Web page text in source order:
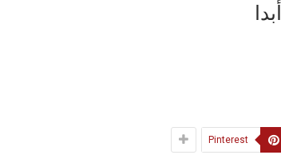
Pinterest